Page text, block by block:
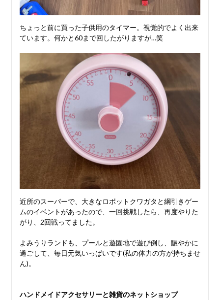
ちょっと前に買った子供用のタイマー。視覚的でよく出来
ています。何かと60まで回したがりますが…笑
近所のスーパーで、大きなロボットクワガタと綱引きゲー
ムのイベントがあったので、一回挑戦したら、再度やりた
がり、2回戦ってました。
よみうりランドも、プールと遊園地で遊び倒し、賑やかに
過ごして、毎日元気いっぱいです(私の体力の方が持ちませ
ん)。
ハンドメイドアクセサリーと雑貨のネットショップ